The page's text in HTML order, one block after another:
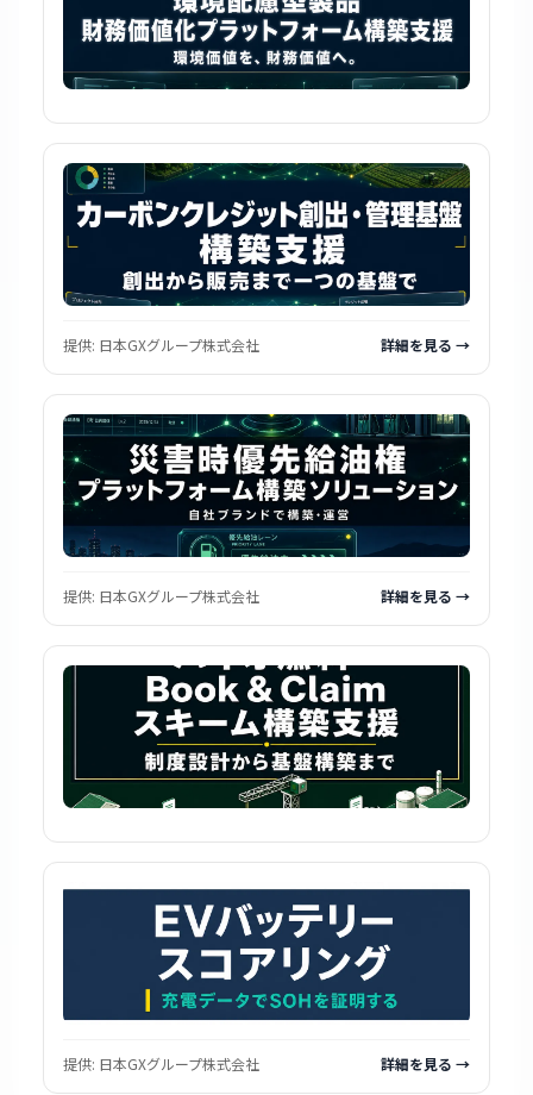
提供: 日本GXグループ株式会社 詳細を見る →
提供: 日本GXグループ株式会社 詳細を見る →
提供: 日本GXグループ株式会社 詳細を見る →